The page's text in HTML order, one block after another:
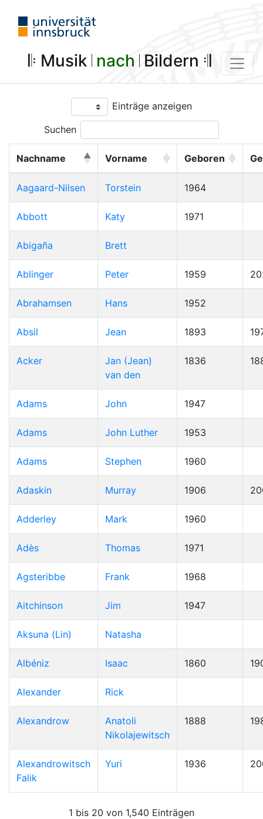
𝄆 Musik 𝄀 nach 𝄀 Bildern 𝄇
Einträge anzeigen
Suchen
Nachname Vorname Geboren
Aagaard-Nilsen Torstein 1964
Abbott Katy 1971
Abigaña Brett
Ablinger Peter 1959
Abrahamsen Hans 1952
Absil Jean 1893
Acker
Jan (Jean)
van den
1836
Adams John 1947
Adams John Luther 1953
Adams Stephen 1960
Adaskin Murray 1906
Adderley Mark 1960
Adès Thomas 1971
Agsteribbe Frank 1968
Aitchinson Jim 1947
Aksuna (Lin) Natasha
Albéniz Isaac 1860
Alexander Rick
Alexandrow
Anatoli
Nikolajewitsch
1888
Alexandrowitsch
Falik
Yuri 1936
1 bis 20 von 1,540 Einträgen